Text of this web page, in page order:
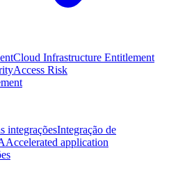
Cloud Infrastructure Entitlement
Access Risk
integraçõesIntegração de
Accelerated application